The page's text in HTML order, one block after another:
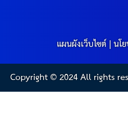
แผนผังเว็บไซต์|นโ
Copyright © 2024 All rights